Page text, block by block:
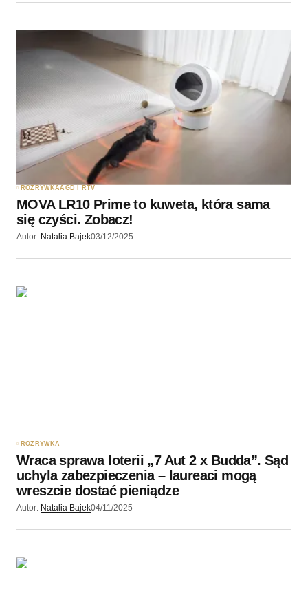
ROZRYWKAAGD I RTV
MOVA LR10 Prime to kuweta, która sama
się czyści. Zobacz!
Autor: Natalia Bajek03/12/2025
ROZRYWKA
Wraca sprawa loterii „7 Aut 2 x Budda”. Sąd
uchyla zabezpieczenia – laureaci mogą
wreszcie dostać pieniądze
Autor: Natalia Bajek04/11/2025